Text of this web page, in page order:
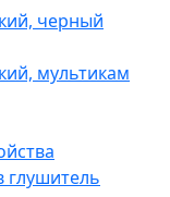
черный
мультикам
глушитель